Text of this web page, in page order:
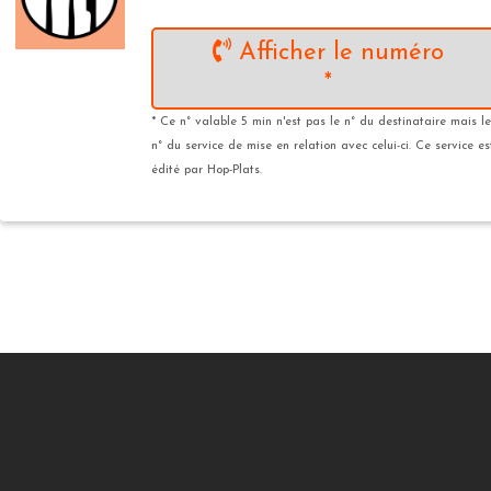
Afficher le numéro
*
* Ce n° valable 5 min n'est pas le n° du destinataire mais le
n° du service de mise en relation avec celui-ci. Ce service
édité par Hop-Plats.